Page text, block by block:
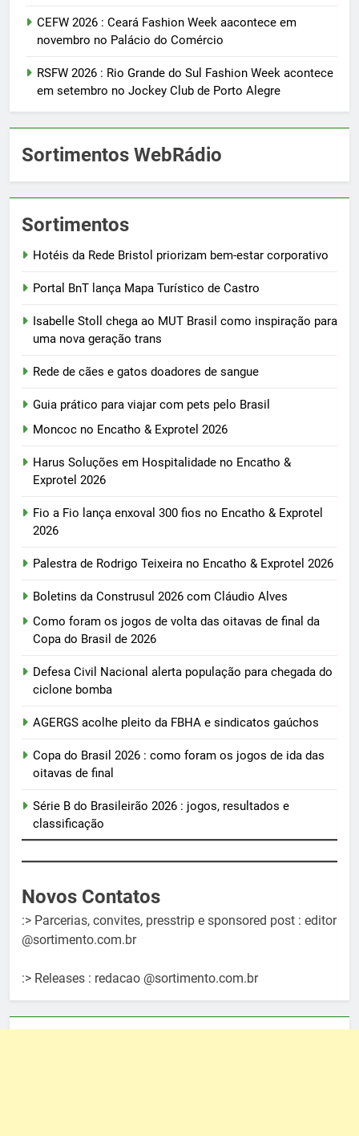
CEFW 2026 : Ceará Fashion Week aacontece em
novembro no Palácio do Comércio
RSFW 2026 : Rio Grande do Sul Fashion Week acontece
em setembro no Jockey Club de Porto Alegre
Sortimentos WebRádio
Sortimentos
Hotéis da Rede Bristol priorizam bem-estar corporativo
Portal BnT lança Mapa Turístico de Castro
Isabelle Stoll chega ao MUT Brasil como inspiração para
uma nova geração trans
Rede de cães e gatos doadores de sangue
Guia prático para viajar com pets pelo Brasil
Moncoc no Encatho & Exprotel 2026
Harus Soluções em Hospitalidade no Encatho &
Exprotel 2026
Fio a Fio lança enxoval 300 fios no Encatho & Exprotel
2026
Palestra de Rodrigo Teixeira no Encatho & Exprotel 2026
Boletins da Construsul 2026 com Cláudio Alves
Como foram os jogos de volta das oitavas de final da
Copa do Brasil de 2026
Defesa Civil Nacional alerta população para chegada do
ciclone bomba
AGERGS acolhe pleito da FBHA e sindicatos gaúchos
Copa do Brasil 2026 : como foram os jogos de ida das
oitavas de final
Série B do Brasileirão 2026 : jogos, resultados e
classificação
Novos Contatos
:> Parcerias, convites, presstrip e sponsored post : editor
@sortimento.com.br
:> Releases : redacao @sortimento.com.br